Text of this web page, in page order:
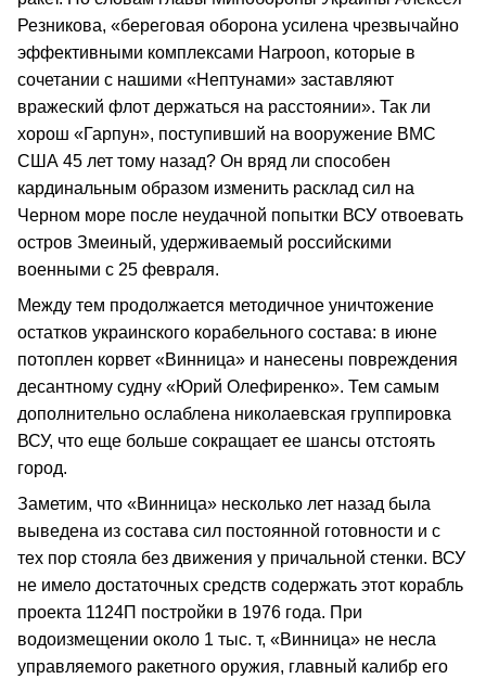
Резникова, «береговая оборона усилена чрезвычайно
эффективными комплексами Harpoon, которые в
сочетании с нашими «Нептунами» заставляют
вражеский флот держаться на расстоянии». Так ли
хорош «Гарпун», поступивший на вооружение ВМС
США 45 лет тому назад? Он вряд ли способен
кардинальным образом изменить расклад сил на
Черном море после неудачной попытки ВСУ отвоевать
остров Змеиный, удерживаемый российскими
военными с 25 февраля.
Между тем продолжается методичное уничтожение
остатков украинского корабельного состава: в июне
потоплен корвет «Винница» и нанесены повреждения
десантному судну «Юрий Олефиренко». Тем самым
дополнительно ослаблена николаевская группировка
ВСУ, что еще больше сокращает ее шансы отстоять
город.
Заметим, что «Винница» несколько лет назад была
выведена из состава сил постоянной готовности и с
тех пор стояла без движения у причальной стенки. ВСУ
не имело достаточных средств содержать этот корабль
проекта 1124П постройки в 1976 года. При
водоизмещении около 1 тыс. т, «Винница» не несла
управляемого ракетного оружия, главный калибр его